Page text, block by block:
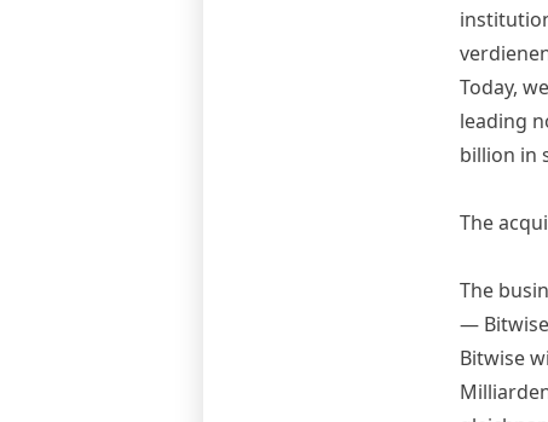
Today,
leading
billion in
The
The
—
Bitwise